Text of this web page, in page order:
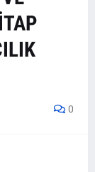
0